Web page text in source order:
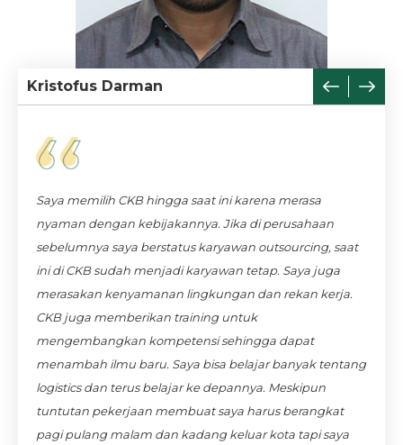
Kristofus Darman
Saya memilih CKB hingga saat ini karena merasa
nyaman dengan kebijakannya. Jika di perusahaan
sebelumnya saya berstatus karyawan outsourcing, saat
ini di CKB sudah menjadi karyawan tetap. Saya juga
merasakan kenyamanan lingkungan dan rekan kerja.
CKB juga memberikan training untuk
mengembangkan kompetensi sehingga dapat
menambah ilmu baru. Saya bisa belajar banyak tentang
logistics dan terus belajar ke depannya. Meskipun
tuntutan pekerjaan membuat saya harus berangkat
pagi pulang malam dan kadang keluar kota tapi saya
M. Riski Firmanto
Officer Development Program
recruitment
professional
fair
logistics focus energy, oil
gas
logistics
training-training